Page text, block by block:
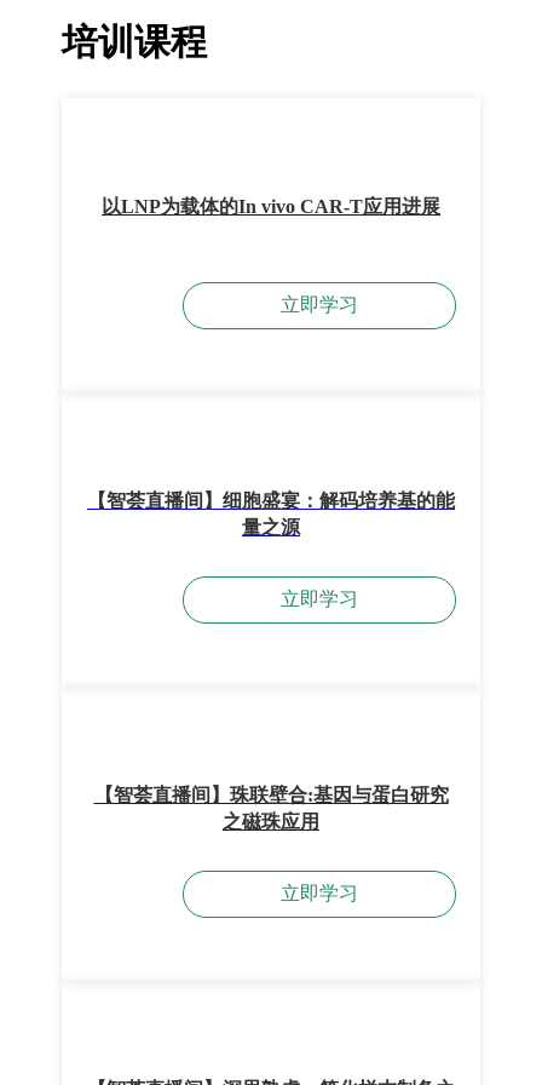
培训课程
以LNP为载体的In vivo CAR-T应用进展
立即学习
【智荟直播间】细胞盛宴：解码培养基的能
量之源
立即学习
【智荟直播间】珠联壁合:基因与蛋白研究
之磁珠应用
立即学习